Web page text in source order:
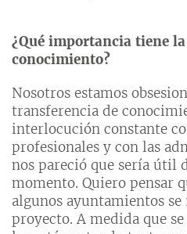
¿Qué importancia tiene
conocimiento?
Nosotros estamos
transferencia de
interlocución constante
profesionales y con las
nos pareció que sería útil
momento. Quiero pensar
algunos ayuntamientos
proyecto. A medida que